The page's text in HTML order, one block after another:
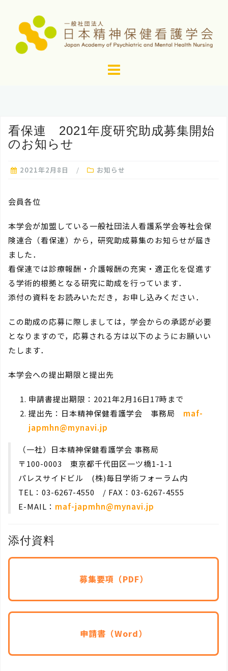
看保連 2021年度研究助成募集開始
のお知らせ
2021年2月8日 お知らせ
会員各位
本学会が加盟している一般社団法人看護系学会等社会保
険連合（看保連）から，研究助成募集のお知らせが届き
ました．
看保連では診療報酬・介護報酬の充実・適正化を促進す
る学術的根拠となる研究に助成を行っています．
添付の資料をお読みいただき，お申し込みください．
この助成の応募に際しましては，学会からの承認が必要
となりますので，応募される方は以下のようにお願いい
たします．
本学会への提出期限と提出先
申請書提出期限：2021年2月16日17時まで
提出先：日本精神保健看護学会 事務局 maf-
japmhn@mynavi.jp
（一社）日本精神保健看護学会 事務局
〒100-0003 東京都千代田区一ツ橋1-1-1
パレスサイドビル (株)毎日学術フォーラム内
TEL：03-6267-4550 / FAX：03-6267-4555
E-MAIL： maf-japmhn@mynavi.jp
添付資料
募集要項（PDF）
申請書（Word）